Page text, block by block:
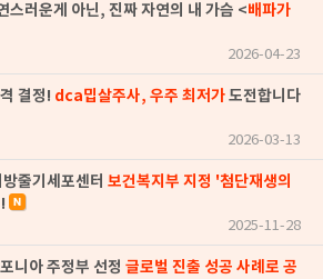
스러운게 아닌, 진짜 자연의 내 가슴 <배파가
2026-04-23
결정! dca밉살주사, 우주 최저가도전합니다
2026-03-13
방줄기세포센터 보건복지부 지정 '첨단재생의
2025-11-28
니아 주정부 선정 글로벌 진출 성공 사례로 공